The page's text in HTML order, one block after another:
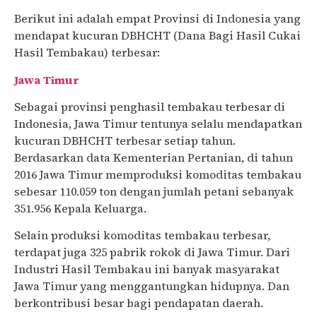
Berikut ini adalah empat Provinsi di Indonesia yang
mendapat kucuran DBHCHT (Dana Bagi Hasil Cukai
Hasil Tembakau) terbesar:
Jawa Timur
Sebagai provinsi penghasil tembakau terbesar di
Indonesia, Jawa Timur tentunya selalu mendapatkan
kucuran DBHCHT terbesar setiap tahun.
Berdasarkan data Kementerian Pertanian, di tahun
2016 Jawa Timur memproduksi komoditas tembakau
sebesar 110.059 ton dengan jumlah petani sebanyak
351.956 Kepala Keluarga.
Selain produksi komoditas tembakau terbesar,
terdapat juga 325 pabrik rokok di Jawa Timur. Dari
Industri Hasil Tembakau ini banyak masyarakat
Jawa Timur yang menggantungkan hidupnya. Dan
berkontribusi besar bagi pendapatan daerah.